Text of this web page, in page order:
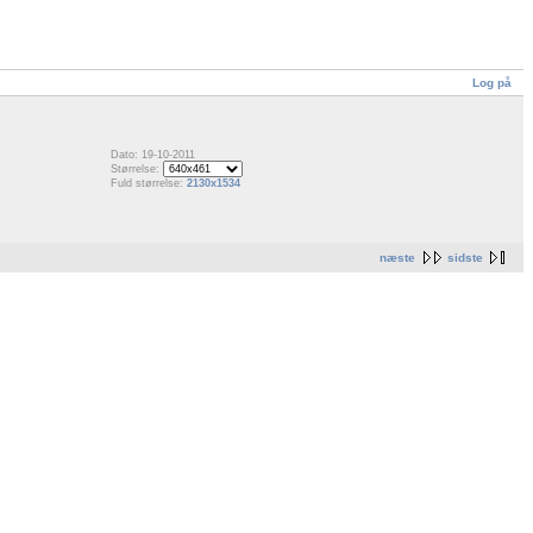
Log på
Dato: 19-10-2011
Størrelse:
Fuld størrelse: 2130x1534
næste sidste